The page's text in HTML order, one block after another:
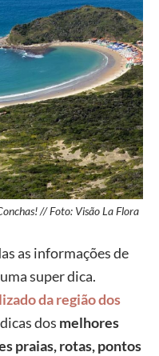
// Foto: Visão La Flora
as informações de
super dica.
da região dos
dos melhores
praias, rotas, pontos